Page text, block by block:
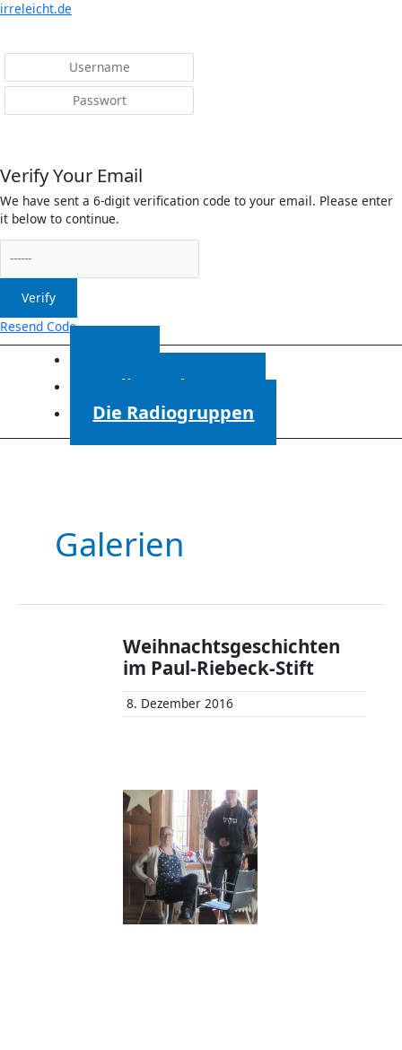
irreleicht.de
Verify Your Email
We have sent a 6-digit verification code to your email. Please enter
it below to continue.
Verify
Resend Code
Menü
Radiosendungen
Die Radiogruppen
Galerien
Weihnachtsgeschichten
im Paul-Riebeck-Stift
8. Dezember 2016